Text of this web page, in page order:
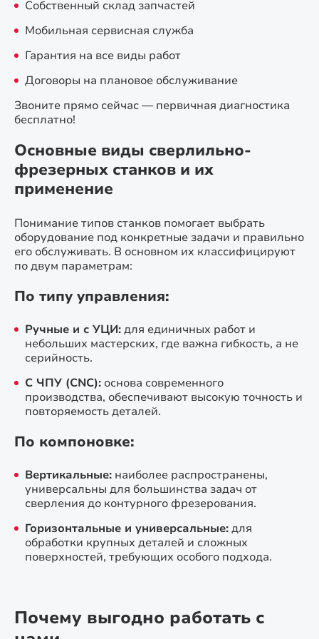
Собственный склад запчастей
Мобильная сервисная служба
Гарантия на все виды работ
Договоры на плановое обслуживание
Звоните прямо сейчас — первичная диагностика
бесплатно!
Основные виды сверлильно-
фрезерных станков и их
применение
Понимание типов станков помогает выбрать
оборудование под конкретные задачи и правильно
его обслуживать. В основном их классифицируют
по двум параметрам:
По типу управления:
Ручные и с УЦИ:для единичных работ и
небольших мастерских, где важна гибкость, а не
серийность.
С ЧПУ (CNC): основа современного
производства, обеспечивают высокую точность и
повторяемость деталей.
По компоновке:
Вертикальные: наиболее распространены,
универсальны для большинства задач от
сверления до контурного фрезерования.
Горизонтальные и универсальные:для
обработки крупных деталей и сложных
поверхностей, требующих особого подхода.
Почему выгодно работать с